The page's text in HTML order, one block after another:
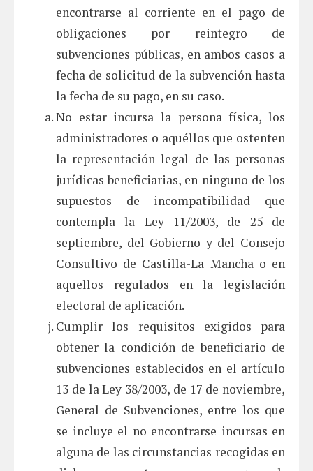
encontrarse al corriente en el pago de
obligaciones por reintegro de
subvenciones públicas, en ambos casos a
fecha de solicitud de la subvención hasta
la fecha de su pago, en su caso.
No estar incursa la persona física, los
administradores o aquéllos que ostenten
la representación legal de las personas
jurídicas beneficiarias, en ninguno de los
supuestos de incompatibilidad que
contempla la Ley 11/2003, de 25 de
septiembre, del Gobierno y del Consejo
Consultivo de Castilla-La Mancha o en
aquellos regulados en la legislación
electoral de aplicación.
Cumplir los requisitos exigidos para
obtener la condición de beneficiario de
subvenciones establecidos en el artículo
13 de la Ley 38/2003, de 17 de noviembre,
General de Subvenciones, entre los que
se incluye el no encontrarse incursas en
alguna de las circunstancias recogidas en